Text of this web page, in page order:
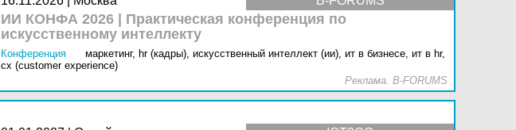
ИИ КОНФА 2026 | Практическая конференция по
искусственному интеллекту
Конференция маркетинг, hr (кадры), искусственный интеллект (ии), ит в бизнесе, ит в hr,
cx (customer experience)
Реклама. B-FORUMS